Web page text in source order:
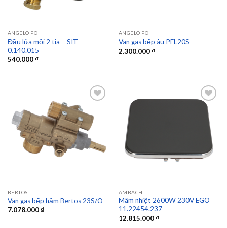
ANGELO PO
Đầu lửa mồi 2 tia – SIT
0.140.015
540.000₫
ANGELO PO
Van gas bếp âu PEL20S
2.300.000₫
Add to
wishlist
BERTOS
Van gas bếp hầm Bertos 23S/O
7.078.000₫
Add to
wishlist
AMBACH
Mâm nhiệt 2600W 230V EGO
11.22454.237
12.815.000₫